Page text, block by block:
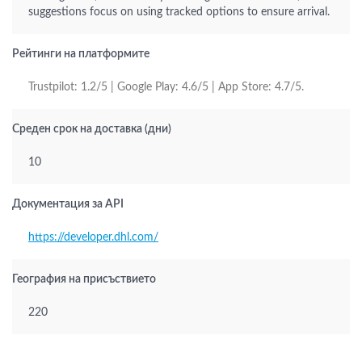
suggestions focus on using tracked options to ensure arrival.
Рейтинги на платформите
Trustpilot: 1.2/5 | Google Play: 4.6/5 | App Store: 4.7/5.
Среден срок на доставка (дни)
10
Документация за API
https://developer.dhl.com/
География на присъствието
220